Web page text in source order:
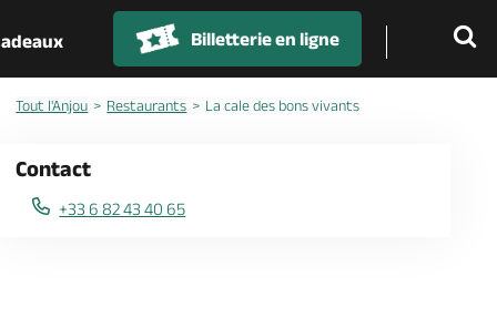
Billetterie en ligne
Tout l'Anjou Restaurants La cale des bons vivants
Contact
+33 6 82 43 40 65